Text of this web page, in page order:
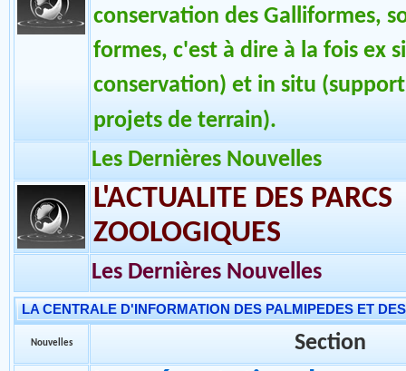
La W.P.A. France a pour but
conservation des Galliformes,
formes, c'est à dire à la fois ex
conservation) et in situ
projets de terrain).
Les Dernières Nouvelles
L'ACTUALITE DES PARCS
ZOOLOGIQUES
Les Dernières Nouvelles